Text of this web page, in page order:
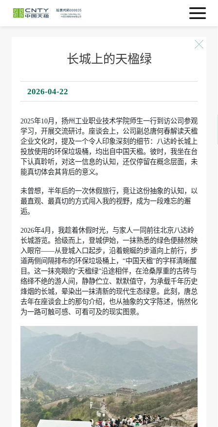
长城上的天楹绿
2026-04-22
2025年10月，扬州工业职业技术学院师生一行到访公司参观
学习，开展交流研讨。座谈会上，公司副总唐何春解读天楹
企业文化时，提及一个令人印象深刻的细节：八达岭长城上
投放使用的环保垃圾桶，均出自中国天楹。彼时，我坐在台
下认真聆听，对这一信息的认知，还仅停留在概念层面，未
能真切体会其背后的意义。
未曾想，半年后的一次休假旅行，竟让这份抽象的认知，以
最直观、最真切的方式闯入我的视野，成为一段难忘的邂
逅。
2026年4月，我趁着休假时光，与家人一同前往北京八达岭
长城游览。拾级而上，登城伊始，一抹熟悉的绿色便赫然映
入眼帘——从登城入口起步，沿着蜿蜒的步道向上前行，步
道两侧间隔排布的环保垃圾桶上，“中国天楹”的字样清晰醒
目。这一抹亮眼的“天楹绿”沿途相伴，在沧桑厚重的古砖与
络绎不绝的游人间，静静伫立、默默值守，为承载千年历史
烽烟的长城，晕染出一抹清新的现代生态绿意。此刻，唐总
去年在座谈会上的那句介绍，也从抽象的文字陈述，悄然化
为一路可触可感、可看可及的现实图景。